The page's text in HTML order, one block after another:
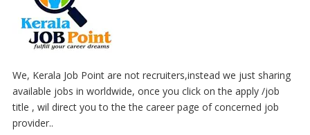
We, Kerala Job Point are not recruiters,instead we just sharing
available jobs in worldwide, once you click on the apply /job
title , wil direct you to the the career page of concerned job
provider..